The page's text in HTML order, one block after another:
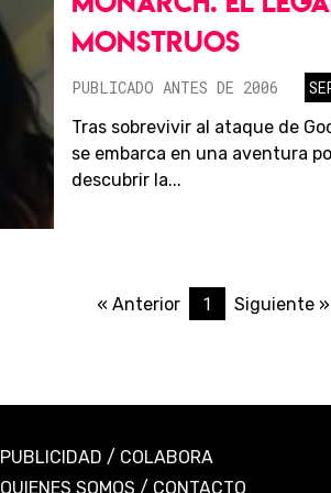
MONSTRUOS
PUBLICADO ANTES DE 2006
Tras sobrevivir al ataque de
se embarca en una aventura
descubrir la...
« Anterior 1 Siguiente »
PUBLICIDAD / COLABORA
QUIENES SOMOS / CONTACTO